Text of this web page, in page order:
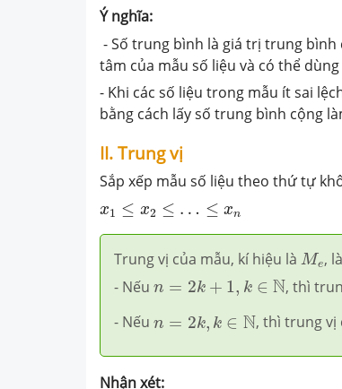
Ý nghĩa:
- Số trung bình là giá trị trung
tâm của mẫu số liệu và có thể
- Khi các số liệu trong mẫu ít sai
bằng cách lấy số trung bình cộng
II. Trung vị
Sắp xếp mẫu số liệu theo thứ tự
x1 ≤ x2 ≤ … ≤ xn
x ≤x 2≤ …≤
Trung vị của mẫu, kí hiệu là Me
Me ,
- Nếu n = 2k + 1, k ∈ N
n k+1 , ∈ N , thì
- Nếu n = 2k, k ∈ N
n k,k ∈ N , thì trung vị
Nhận xét: